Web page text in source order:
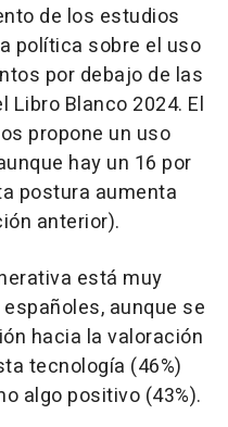
de los estudios
política sobre el uso
por debajo de las
Blanco 2024. El
propone un uso
hay un 16 por
postura aumenta
anterior).
está muy
aunque se
hacia la valoración
tecnología (46%)
algo positivo (43%).